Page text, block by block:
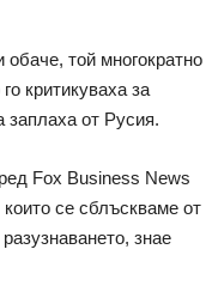
той многократно
критикуваха за
заплаха от Русия.
Fox Business News
се сблъскваме от
знае